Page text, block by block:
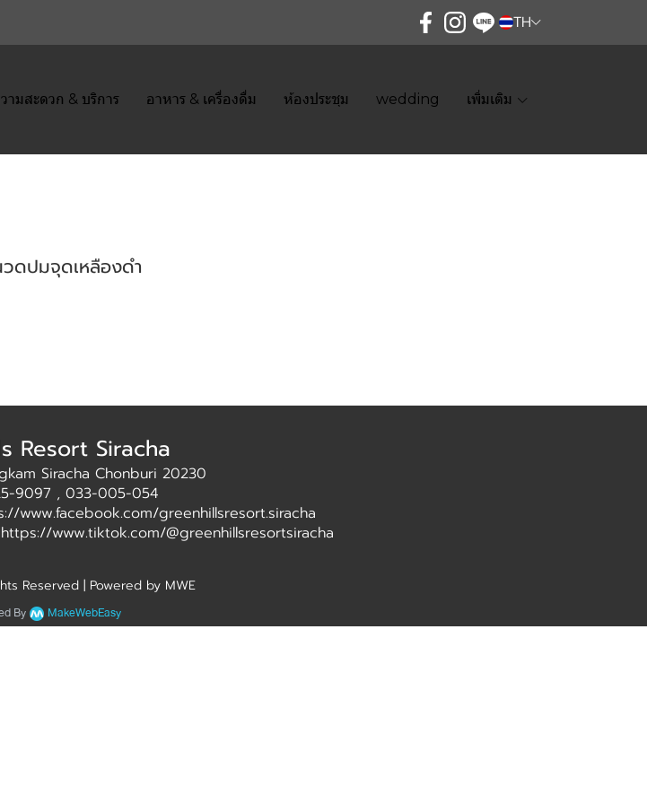
TH
ามสะดวก & บริการ อาหาร & เครื่องดื่ม ห้องประชุม wedding เพิ่มเติม
ดปมจุดเหลืองดำ
Resort Siracha
Siracha Chonburi 20230
9097 , 033-005-054
www.facebook.com/greenhillsresort.siracha
www.tiktok.com/@greenhillsresortsiracha
Reserved | Powered by MWE
By MakeWebEasy